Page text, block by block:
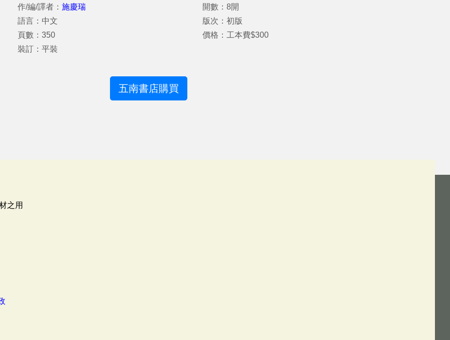
作/編/譯者： 施慶瑞
語言：中文
頁數：350
裝訂：平裝
開數：8開
版次：初版
價格：工本費$300
五南書店購買
之用